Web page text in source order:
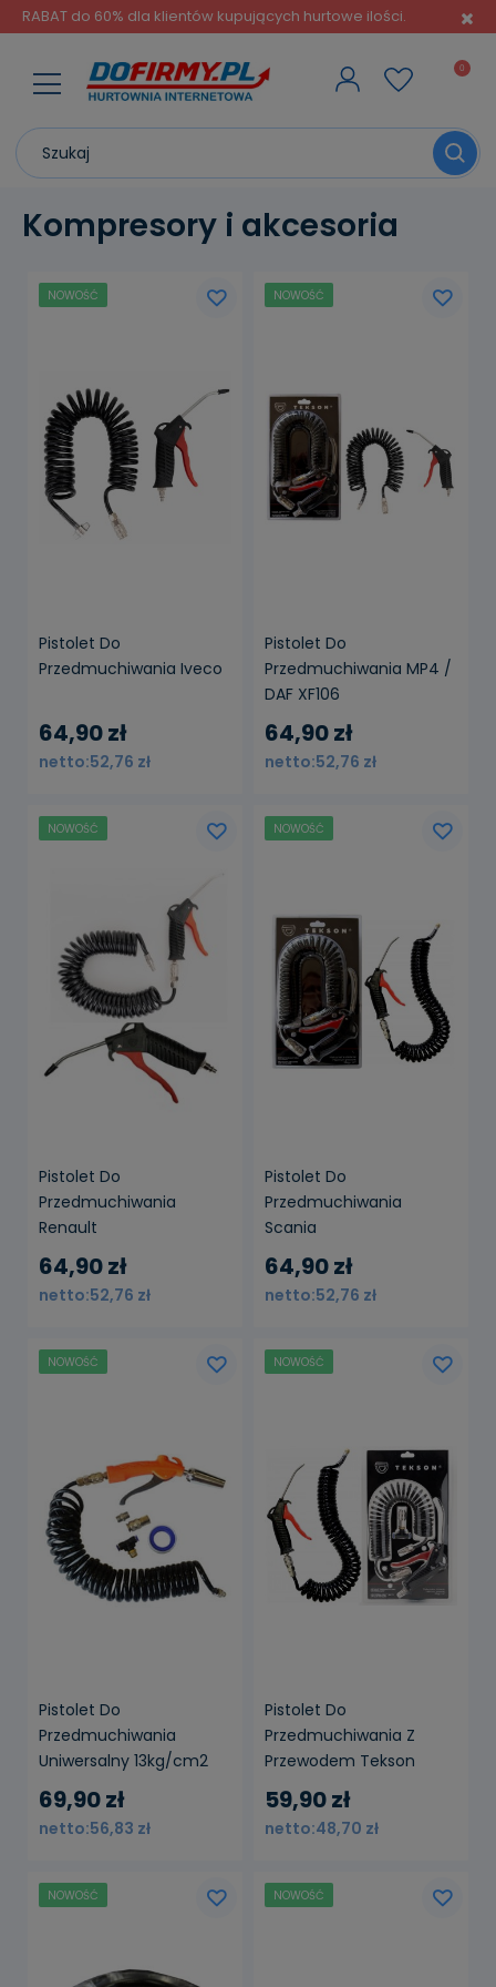
RABAT do 60% dla klientów kupujących hurtowe ilości.
Kompresory i akcesoria
Pistolet Do
Przedmuchiwania Iveco
64,90 zł
52,76 zł
NOWOŚĆ
Pistolet Do
Przedmuchiwania MP4 /
DAF XF106
64,90 zł
52,76 zł
NOWOŚĆ
Pistolet Do
Przedmuchiwania
Renault
64,90 zł
52,76 zł
NOWOŚĆ
Pistolet Do
Przedmuchiwania
Scania
64,90 zł
52,76 zł
NOWOŚĆ
Pistolet Do
Przedmuchiwania
Uniwersalny 13kg/cm2
(Big Head)
69,90 zł
56,83 zł
NOWOŚĆ
Pistolet Do
Przedmuchiwania Z
Przewodem Tekson
10kg/cm2
59,90 zł
48,70 zł
NOWOŚĆ
NOWOŚĆ NOWOŚĆ